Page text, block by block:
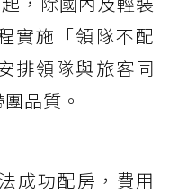
實施「領隊不配
排領隊與旅客同
品質。
成功配房，費用